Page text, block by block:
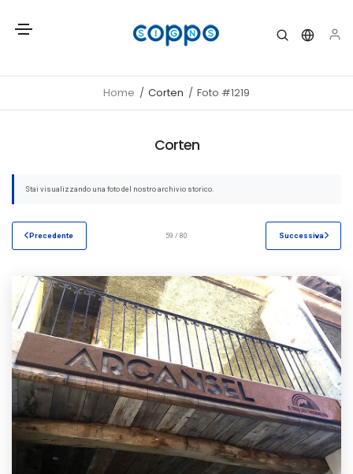
Home Corten Foto #1219
Corten
Stai visualizzando una foto del nostro archivio storico.
Precedente 59 / 80 Successiva